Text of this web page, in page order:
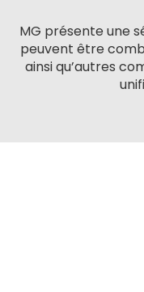
MG présente une
peuvent être
ainsi qu’autres